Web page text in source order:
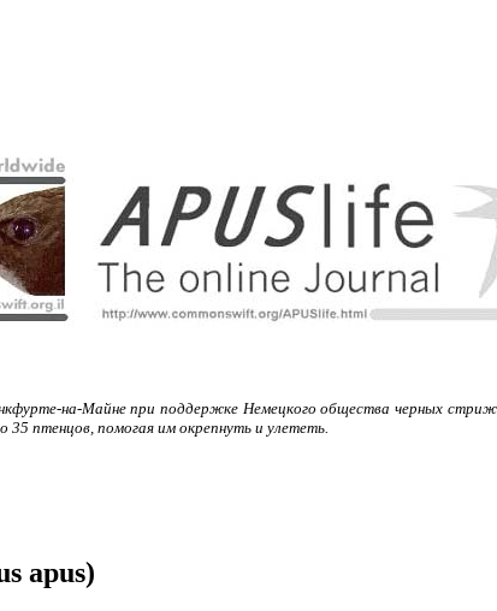
на-Майне при поддержке Немецкого общества черных
птенцов, помогая им окрепнуть и улететь.
apus)